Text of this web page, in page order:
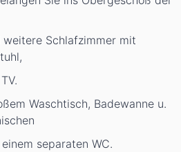
Schlafzimmer mit
Waschtisch, Badewanne u.
separaten WC.